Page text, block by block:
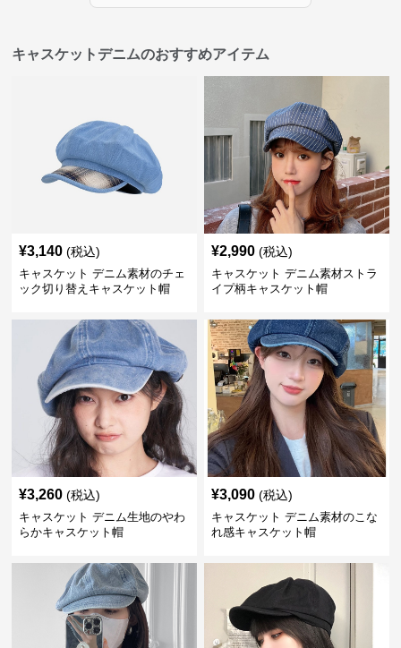
キャスケットデニムのおすすめアイテム
¥3,140 (税込)
キャスケット デニム素材のチェ
ック切り替えキャスケット帽
¥2,990 (税込)
キャスケット デニム素材ストラ
イプ柄キャスケット帽
¥3,260 (税込)
キャスケット デニム生地のやわ
らかキャスケット帽
¥3,090 (税込)
キャスケット デニム素材のこな
れ感キャスケット帽